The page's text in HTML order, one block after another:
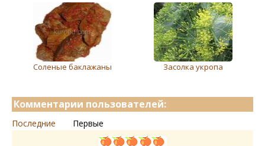
Соленые баклажаны Засолка укропа
Комментарии пользователей:
Последние Первые